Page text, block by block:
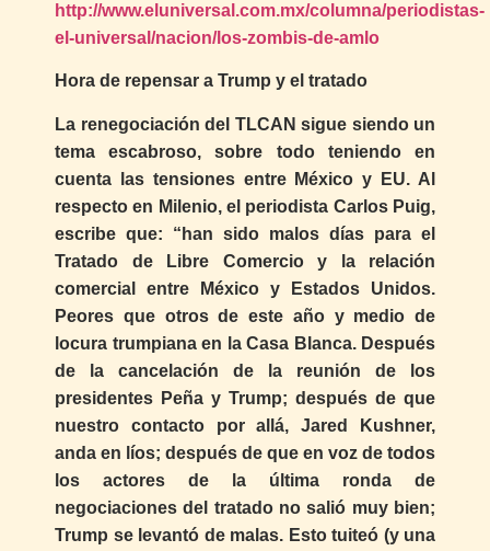
http://www.eluniversal.com.mx/columna/periodistas-
el-universal/nacion/los-zombis-de-amlo
Hora de repensar a Trump y el tratado
La renegociación del TLCAN sigue siendo un
tema escabroso, sobre todo teniendo en
cuenta las tensiones entre México y EU. Al
respecto en Milenio, el periodista Carlos Puig,
escribe que: “han sido malos días para el
Tratado de Libre Comercio y la relación
comercial entre México y Estados Unidos.
Peores que otros de este año y medio de
locura trumpiana en la Casa Blanca. Después
de la cancelación de la reunión de los
presidentes Peña y Trump; después de que
nuestro contacto por allá, Jared Kushner,
anda en líos; después de que en voz de todos
los actores de la última ronda de
negociaciones del tratado no salió muy bien;
Trump se levantó de malas. Esto tuiteó (y una